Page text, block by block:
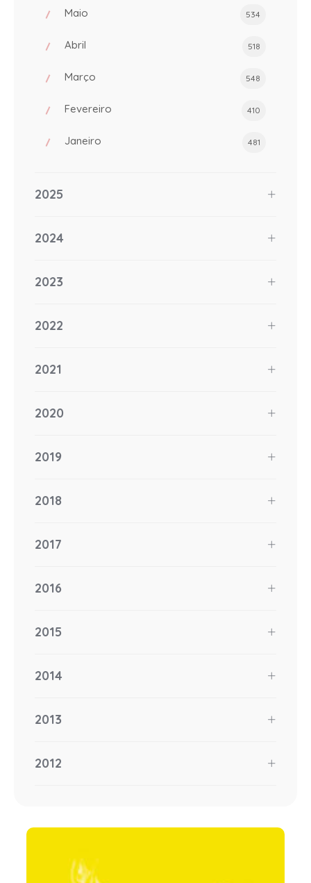
Maio 534
Abril 518
Março 548
Fevereiro 410
Janeiro 481
2025
2024
2023
2022
2021
2020
2019
2018
2017
2016
2015
2014
2013
2012